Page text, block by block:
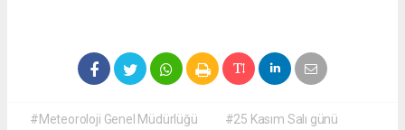
#Meteoroloji Genel Müdürlüğü
#25 Kasım Salı günü